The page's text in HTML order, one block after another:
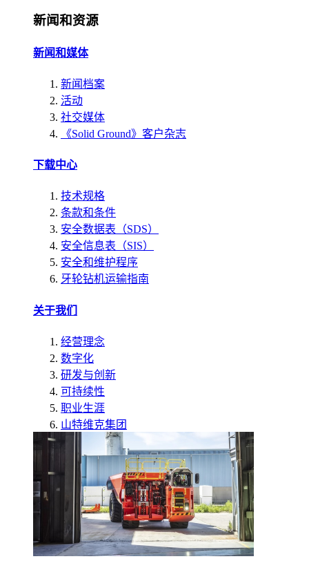
新闻和资源
新闻和媒体
新闻档案
活动
社交媒体
《Solid Ground》客户杂志
下载中心
技术规格
条款和条件
安全数据表（SDS）
安全信息表（SIS）
安全和维护程序
牙轮钻机运输指南
关于我们
经营理念
数字化
研发与创新
可持续性
职业生涯
山特维克集团